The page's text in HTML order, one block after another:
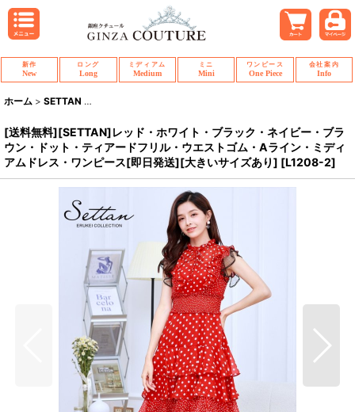
新作
New
ロング
Long
ミディアム
Medium
ミニ
Mini
ワンピース
One Piece
会社案内
Info
ホーム > SETTAN >
[送料無料][SETTAN]レッド・ホワイト・ブラック・ネイビー・ブラ
ウン・ドット・ティアードフリル・ウエストゴム・Aライン・ミディ
アムドレス・ワンピース[即日発送][大きいサイズあり] [L1208-2]